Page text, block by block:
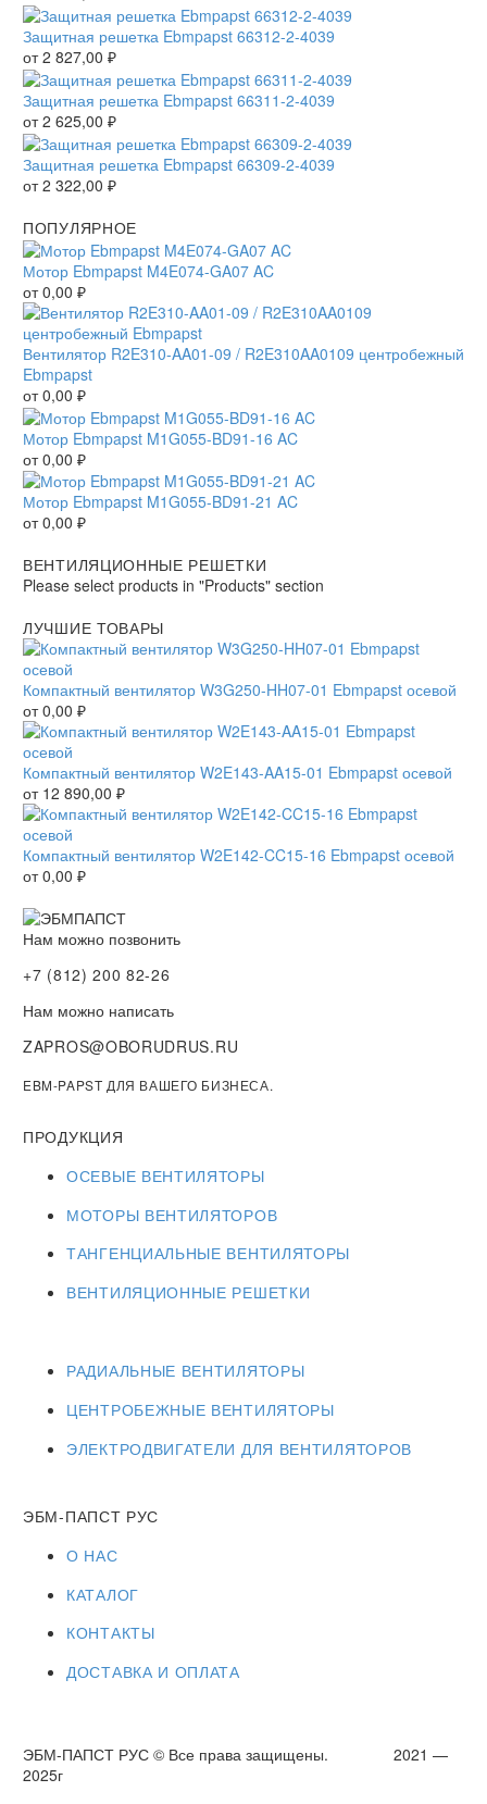
Защитная решетка Ebmpapst 66312-2-4039
от2 827,00 ₽
Защитная решетка Ebmpapst 66311-2-4039
от2 625,00 ₽
Защитная решетка Ebmpapst 66309-2-4039
от2 322,00 ₽
ПОПУЛЯРНОЕ
Мотор Ebmpapst M4E074-GA07 AC
от0,00 ₽
Вентилятор R2E310-AA01-09 / R2E310AA0109 центробежный
Ebmpapst
от0,00 ₽
Мотор Ebmpapst M1G055-BD91-16 AC
от0,00 ₽
Мотор Ebmpapst M1G055-BD91-21 AC
от0,00 ₽
ВЕНТИЛЯЦИОННЫЕ РЕШЕТКИ
Please select products in "Products" section
ЛУЧШИЕ ТОВАРЫ
Компактный вентилятор W3G250-HH07-01 Ebmpapst осевой
от0,00 ₽
Компактный вентилятор W2E143-AA15-01 Ebmpapst осевой
от 12 890,00 ₽
Компактный вентилятор W2E142-CC15-16 Ebmpapst осевой
от0,00 ₽
Нам можно позвонить
+7 (812) 200 82-26
Нам можно написать
ZAPROS@OBORUDRUS.RU
EBM-PAPST ДЛЯ ВАШЕГО БИЗНЕСА.
ПРОДУКЦИЯ
ОСЕВЫЕ ВЕНТИЛЯТОРЫ
МОТОРЫ ВЕНТИЛЯТОРОВ
ТАНГЕНЦИАЛЬНЫЕ ВЕНТИЛЯТОРЫ
ВЕНТИЛЯЦИОННЫЕ РЕШЕТКИ
РАДИАЛЬНЫЕ ВЕНТИЛЯТОРЫ
ЦЕНТРОБЕЖНЫЕ ВЕНТИЛЯТОРЫ
ЭЛЕКТРОДВИГАТЕЛИ ДЛЯ ВЕНТИЛЯТОРОВ
ЭБМ-ПАПСТ РУС
О НАС
КАТАЛОГ
КОНТАКТЫ
ДОСТАВКА И ОПЛАТА
ЭБМ-ПАПСТ РУС © Все права защищены. 2021 —
2025г